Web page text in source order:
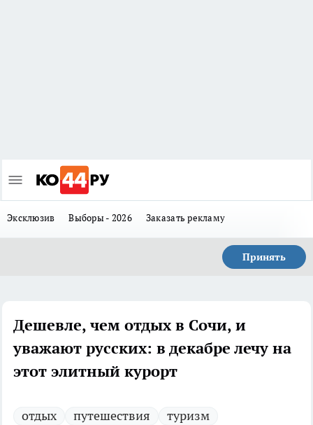
Эксклюзив Выборы - 2026 Заказать рекламу
Принять
Дешевле, чем отдых в Сочи, и
уважают русских: в декабре лечу на
этот элитный курорт
отдых путешествия туризм